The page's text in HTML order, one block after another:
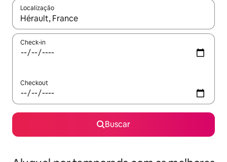
Localização
Quando os resultados estiverem disponíveis, explore-os
Check-in
Checkout
Buscar